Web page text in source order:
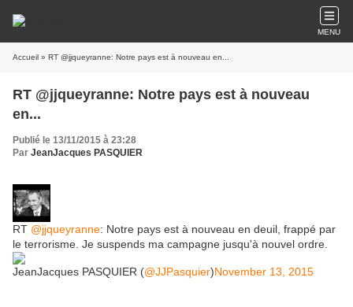
MENU
Accueil » RT @jjqueyranne: Notre pays est à nouveau en...
RT @jjqueyranne: Notre pays est à nouveau
en...
Publié le 13/11/2015 à 23:28
Par JeanJacques PASQUIER
RT @jjqueyranne: Notre pays est à nouveau en deuil, frappé par
le terrorisme. Je suspends ma campagne jusqu'à nouvel ordre.
JeanJacques PASQUIER (@JJPasquier)November 13, 2015